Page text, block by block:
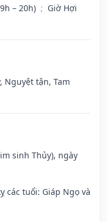
– 20h) ; Giờ Hợi
Nguyệt tận, Tam
sinh Thủy), ngày
các tuổi: Giáp Ngọ và